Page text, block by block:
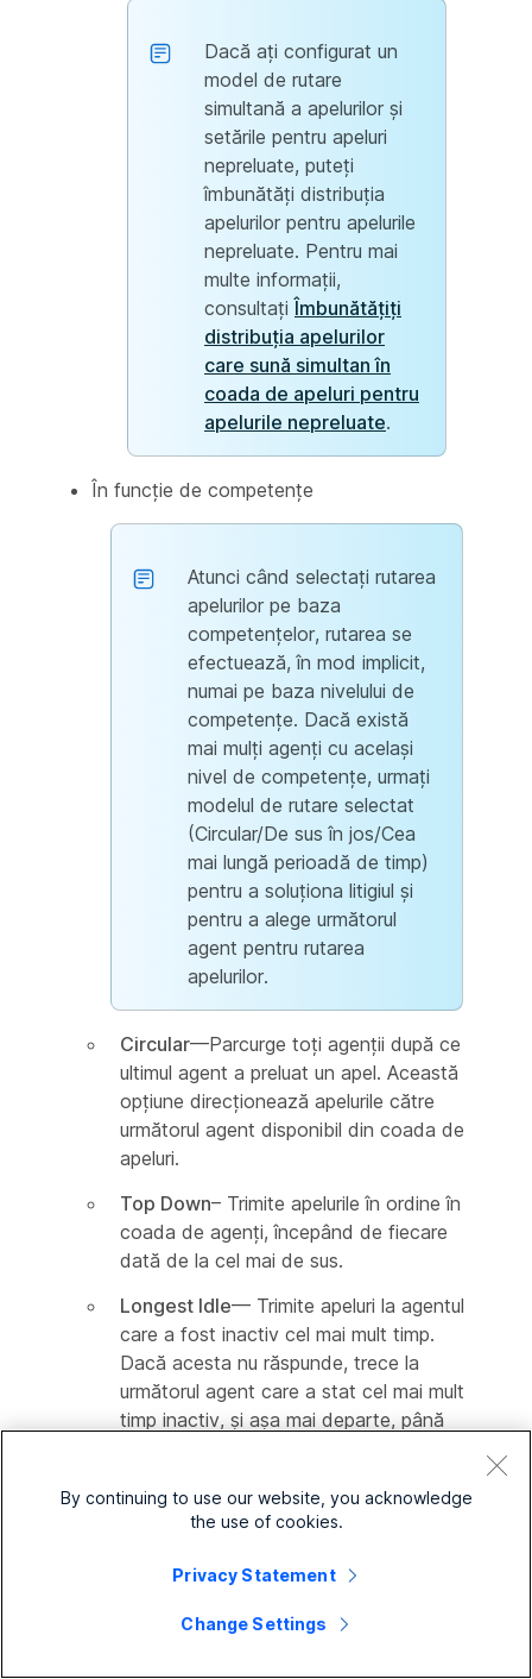
Dacă ați configurat un
model de rutare
simultană a apelurilor și
setările pentru apeluri
nepreluate, puteți
îmbunătăți distribuția
apelurilor pentru apelurile
nepreluate. Pentru mai
multe informații,
consultați Îmbunătățiți
distribuția apelurilor
care sună simultan în
coada de apeluri pentru
apelurile nepreluate.
În funcție de competențe
Atunci când selectați rutarea
apelurilor pe baza
competențelor, rutarea se
efectuează, în mod implicit,
numai pe baza nivelului de
competențe. Dacă există
mai mulți agenți cu același
nivel de competențe, urmați
modelul de rutare selectat
(Circular/De sus în jos/Cea
mai lungă perioadă de timp)
pentru a soluționa litigiul și
pentru a alege următorul
agent pentru rutarea
apelurilor.
Circular—Parcurge toți agenții după ce
ultimul agent a preluat un apel. Această
opțiune direcționează apelurile către
următorul agent disponibil din coada de
apeluri.
Top Down– Trimite apelurile în ordine în
coada de agenți, începând de fiecare
dată de la cel mai de sus.
Longest Idle— Trimite apeluri la agentul
care a fost inactiv cel mai mult timp.
Dacă acesta nu răspunde, trece la
următorul agent care a stat cel mai mult
timp inactiv, și așa mai departe, până
Următorul tabel arată numărul maxim de agenți
pe care îi puteți aloca pentru fiecare tip de rutare
agenți permis
By continuing to use our website, you acknowledge
the use of cookies.
Privacy Statement
Change Settings